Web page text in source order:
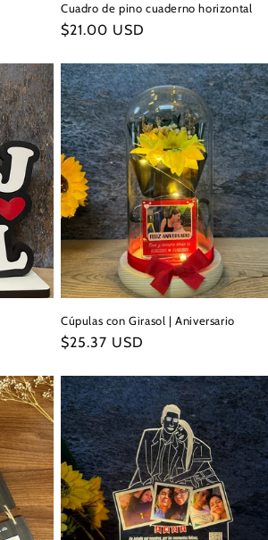
Cuadro de pino cuaderno horizontal
Precio
$21.00 USD
Cúpulas con Girasol | Aniversario
Precio
$25.37 USD